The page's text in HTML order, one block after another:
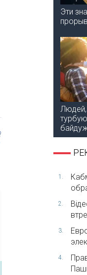
Эти
Людей,
1.
2.
3.
4.